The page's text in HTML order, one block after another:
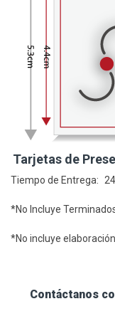
Tarjetas de
Tiempo de Entrega: 24
*No Incluye
*No incluye
Contáctanos